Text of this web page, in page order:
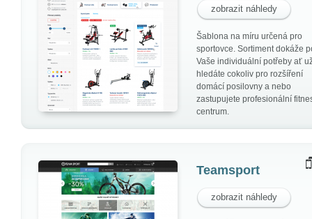
zobrazit náhledy
Šablona na míru určená pro
sportovce. Sortiment dokáže
Vaše individuální potřeby ať
hledáte cokoliv pro rozšíření
domácí posilovny a nebo
zastupujete profesionální
centrum.
Teamsport
zobrazit náhledy